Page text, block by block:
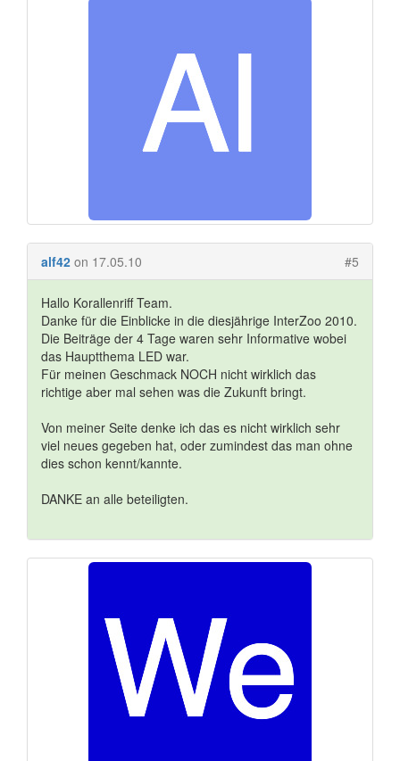
alf42 on 17.05.10 #5
Hallo Korallenriff Team.
Danke für die Einblicke in die diesjährige InterZoo 2010.
Die Beiträge der 4 Tage waren sehr Informative wobei
das Hauptthema LED war.
Für meinen Geschmack NOCH nicht wirklich das
richtige aber mal sehen was die Zukunft bringt.
Von meiner Seite denke ich das es nicht wirklich sehr
viel neues gegeben hat, oder zumindest das man ohne
dies schon kennt/kannte.
DANKE an alle beteiligten.